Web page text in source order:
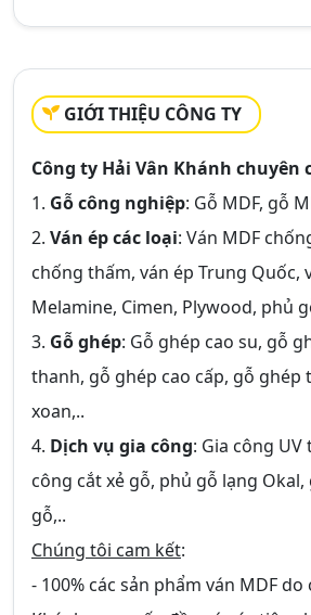
GIỚI THIỆU CÔNG TY
Công ty Hải Vân Khánh chuyên
1. Gỗ công nghiệp: Gỗ MDF, gỗ
2. Ván ép các loại: Ván MDF
chống thấm, ván ép Trung Quốc,
Melamine, Cimen, Plywood, phủ
3. Gỗ ghép: Gỗ ghép cao su, gỗ
thanh, gỗ ghép cao cấp, gỗ ghép
xoan,..
4. Dịch vụ gia công: Gia công
công cắt xẻ gỗ, phủ gỗ lạng
gỗ,..
Chúng tôi cam kết:
- 100% các sản phẩm ván MDF